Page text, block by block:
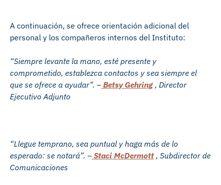
A continuación, se ofrece orientación adicional del
personal y los compañeros internos del Instituto:
“Siempre levante la mano, esté presente y
comprometido, establezca contactos y sea siempre el
que se ofrece a ayudar”. – Betsy Gehring , Director
Ejecutivo Adjunto
“Llegue temprano, sea puntual y haga más de lo
esperado: se notará”. – Staci McDermott , Subdirector de
Comunicaciones